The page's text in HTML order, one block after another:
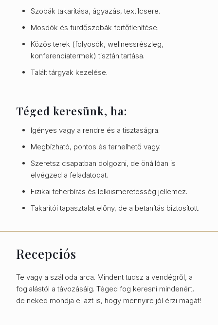
Szobák takarítása, ágyazás, textilcsere.
Mosdók és fürdőszobák fertőtlenítése.
Közös terek (folyosók, wellnessrészleg,
konferenciatermek) tisztán tartása.
Talált tárgyak kezelése.
Téged keresünk, ha:
Igényes vagy a rendre és a tisztaságra.
Megbízható, pontos és terhelhető vagy.
Szeretsz csapatban dolgozni, de önállóan is
elvégzed a feladatodat.
Fizikai teherbírás és lelkiismeretesség jellemez.
Takarítói tapasztalat előny, de a betanítás biztosított.
Recepciós
Te vagy a szálloda arca. Mindent tudsz a vendégről, a
foglalástól a távozásáig. Téged fog keresni mindenért,
de neked mondja el azt is, hogy mennyire jól érzi magát!